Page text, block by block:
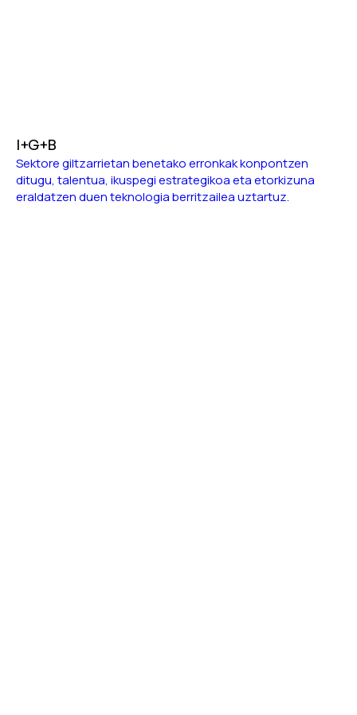
I+G+B
Sektore giltzarrietan benetako erronkak konpontzen
ditugu, talentua, ikuspegi estrategikoa eta etorkizuna
eraldatzen duen teknologia berritzailea uztartuz.